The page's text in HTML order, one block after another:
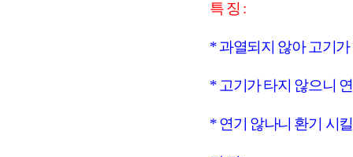
특 징 :
* 과열되지 않아 고기
* 고기가 타지 않으니
* 연기 않나니 환기 시